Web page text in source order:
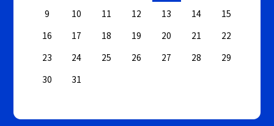
9
10 11 12 13 14
15
16
17 18 19 20 21
22
23
24 25 26 27 28
29
30
31